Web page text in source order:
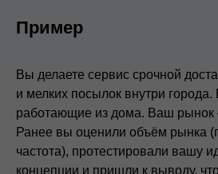
Пример
Вы делаете сервис срочной
и мелких посылок внутри
работающие из дома. Ваш рынок
Ранее вы оценили объём рынка
частота), протестировали вашу
концепции и пришли к выводу,